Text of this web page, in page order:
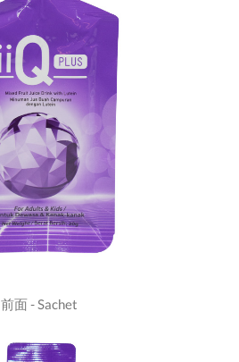
前面 - Sachet